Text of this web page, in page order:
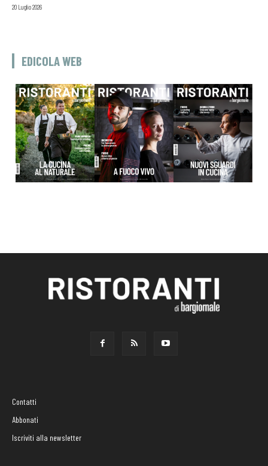
20 Luglio 2026
EDICOLA WEB
Contatti
Abbonati
Iscriviti alla newsletter